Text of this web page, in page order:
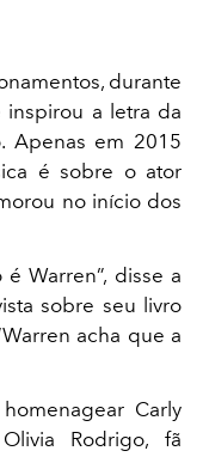
durante
a letra da
Apenas em 2015
é sobre o ator
no início dos
Warren”, disse a
sobre seu livro
acha que a
Carly
Rodrigo, fã